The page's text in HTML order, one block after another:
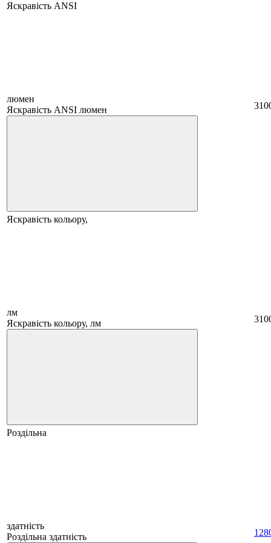
Яскравість ANSI
люмен
Яскравість ANSI люмен
Яскравість кольору,
лм
Яскравість кольору, лм
Роздільна
здатність
Роздільна здатність